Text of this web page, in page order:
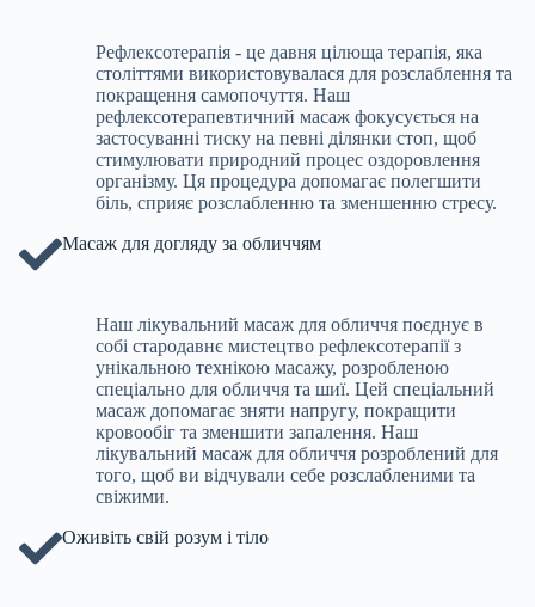
Рефлексотерапія - це давня цілюща терапія, яка
століттями використовувалася для розслаблення та
покращення самопочуття. Наш
рефлексотерапевтичний масаж фокусується на
застосуванні тиску на певні ділянки стоп, щоб
стимулювати природний процес оздоровлення
організму. Ця процедура допомагає полегшити
біль, сприяє розслабленню та зменшенню стресу.
Масаж для догляду за обличчям
Наш лікувальний масаж для обличчя поєднує в
собі стародавнє мистецтво рефлексотерапії з
унікальною технікою масажу, розробленою
спеціально для обличчя та шиї. Цей спеціальний
масаж допомагає зняти напругу, покращити
кровообіг та зменшити запалення. Наш
лікувальний масаж для обличчя розроблений для
того, щоб ви відчували себе розслабленими та
свіжими.
Оживіть свій розум і тіло